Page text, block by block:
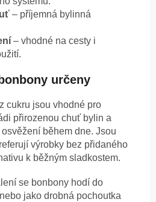
– příjemná bylinná
– vhodné na cesty i
určeny
cukru jsou vhodné pro
přirozenou chuť bylin a
během dne. Jsou
výrobky bez přidaného
k běžným sladkostem.
se bonbony hodí do
jako drobná pochoutka